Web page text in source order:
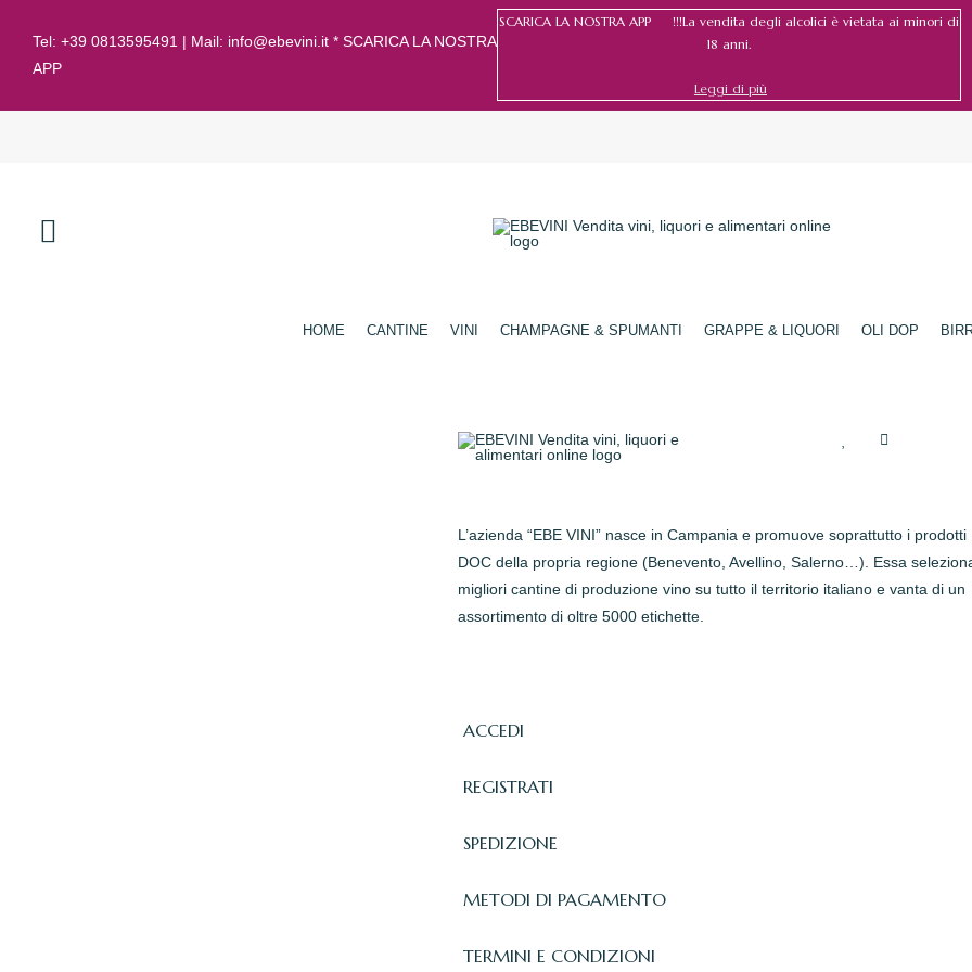
Tel: +39 0813595491 | Mail: info@ebevini.it * SCARICA LA NOSTRA
APP
SCARICA LA NOSTRA APP !!!La vendita degli alcolici è vietata ai minori di
18 anni.
Leggi di più
HOME CANTINE VINI CHAMPAGNE & SPUMANTI GRAPPE & LIQUORI OLI DOP
L’azienda “EBE VINI” nasce in Campania e promuove soprattutto i prodotti
DOC della propria regione (Benevento, Avellino, Salerno…). Essa
migliori cantine di produzione vino su tutto il territorio italiano e vanta di un
assortimento di oltre 5000 etichette.
ACCEDI
REGISTRATI
SPEDIZIONE
METODI DI PAGAMENTO
TERMINI E CONDIZIONI